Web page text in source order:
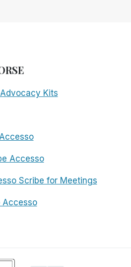
Kits
Accesso
Scribe for Meetings
Accesso